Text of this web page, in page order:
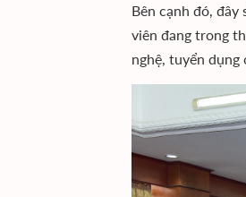
Bên cạnh đó,
viên đang trong
nghệ, tuyển